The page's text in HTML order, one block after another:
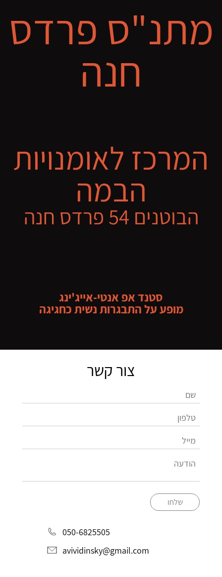
מתנ"ס פרדס
חנה
המרכז לאומנויות
הבמה
הבוטנים 54 פרדס חנה
סטנד אפ אנטי-אייג'ינג
מופע על התבגרות נשית כחגיגה
צור קשר
שלחו
050-6825505
avividinsky@gmail.com